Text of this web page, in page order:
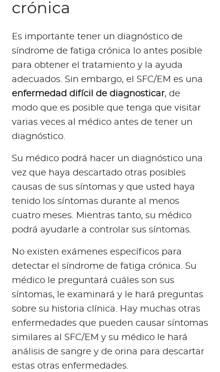
crónica
Es importante tener un diagnóstico de
síndrome de fatiga crónica lo antes posible
para obtener el tratamiento y la ayuda
adecuados. Sin embargo, el SFC/EM es una
enfermedad difícil de diagnosticar, de
modo que es posible que tenga que visitar
varias veces al médico antes de tener un
diagnóstico.
Su médico podrá hacer un diagnóstico una
vez que haya descartado otras posibles
causas de sus síntomas y que usted haya
tenido los síntomas durante al menos
cuatro meses. Mientras tanto, su médico
podrá ayudarle a controlar sus síntomas.
No existen exámenes específicos para
detectar el síndrome de fatiga crónica. Su
médico le preguntará cuáles son sus
síntomas, le examinará y le hará preguntas
sobre su historia clínica. Hay muchas otras
enfermedades que pueden causar síntomas
similares al SFC/EM y su médico le hará
análisis de sangre y de orina para descartar
estas otras enfermedades.